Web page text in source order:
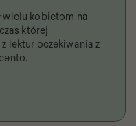
wielu kobietom na
której
lektur oczekiwania z